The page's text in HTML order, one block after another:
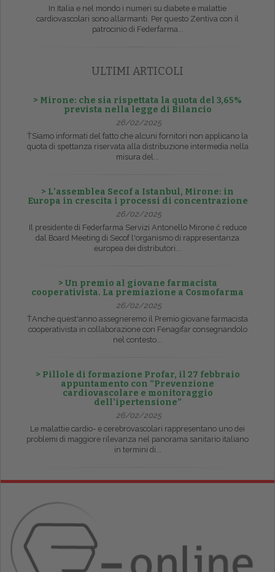
In Italia e nel mondo i numeri su diabete e malattie
cardiovascolari sono allarmanti. Per questo Zentiva con il
patrocinio di Federfarma...
ULTIMI ARTICOLI
> Mirone: che sia rispettata la quota del 3,65%
prevista nella legge di Bilancio
26/02/2025
ŤSiamo informati del fatto che alcuni fornitori non applicano la
quota di spettanza riservata alla distribuzione intermedia nella
misura del...
> L’assemblea Secof a Istanbul, Mirone: in
Europa in crescita i processi di concentrazione
26/02/2025
Il presidente di Federfarma Servizi Antonello Mirone č reduce
dal Board Meeting di Secof l'organismo di rappresentanza
europea dei distributori...
> Un premio al giovane farmacista
cooperativista. La premiazione a Cosmofarma
26/02/2025
ŤAnche quest'anno assegneremo il Premio giovane farmacista
cooperativista in collaborazione con Fenagifar consegnandolo
nel contesto...
> Pillole di formazione Profar, il 27 febbraio
appuntamento con “Prevenzione
cardiovascolare e monitoraggio
dell’ipertensione”
26/02/2025
Le malattie cardio- e cerebrovascolari rappresentano uno dei
problemi di maggiore rilevanza nel panorama sanitario italiano
in termini di...